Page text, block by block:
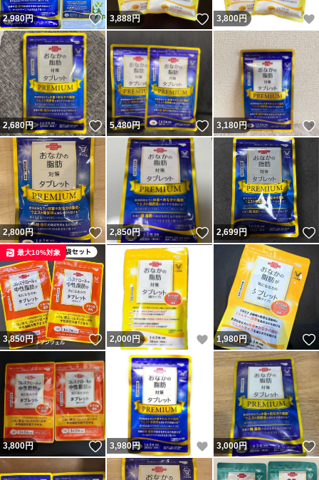
2,980円 いいね！
3,888円 いいね！
3,800円
2,680円 いいね！
5,480円 いいね！
3,180円
2,800円 いいね！
2,850円 いいね！
2,699円
3,850円 いいね！
最大10%対象
2,000 円 いいね！
1,980円
3,800円 いいね！
3,980円 いいね！
3,000円